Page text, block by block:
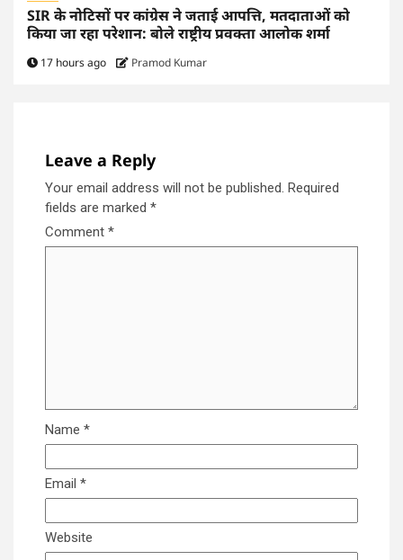
SIR के नोटिसों पर कांग्रेस ने जताई आपत्ति, मतदाताओं को
किया जा रहा परेशान: बोले राष्ट्रीय प्रवक्ता आलोक शर्मा
17 hours ago Pramod Kumar
Leave a Reply
Your email address will not be published. Required
fields are marked *
Comment *
Name *
Email *
Website